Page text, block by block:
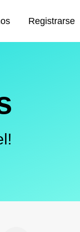
Registrarse